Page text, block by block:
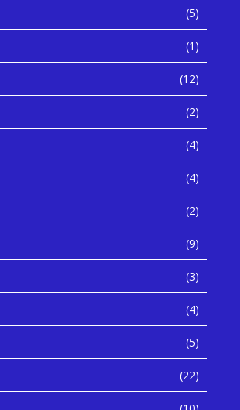
(5)
(1)
(12)
(2)
(4)
(4)
(2)
(9)
(3)
(4)
(5)
(22)